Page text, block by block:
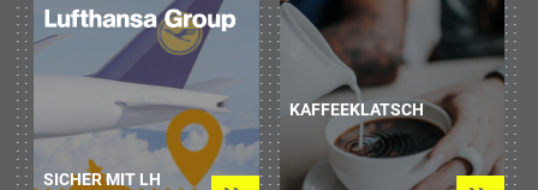
SICHER MIT LH
KAFFEEKLATSCH